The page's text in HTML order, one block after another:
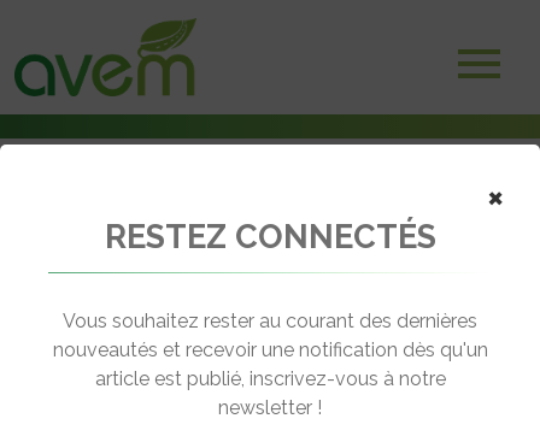
Interview Avem de Stéphane SEMERIA, Président de Ffauve
← Revenir aux vidéos
INTERVIEW AVEM DE STÉPHANE
×
RESTEZ CONNECTÉS
Vous souhaitez rester au courant des dernières
nouveautés et recevoir une notification dès qu'un
article est publié, inscrivez-vous à notre
newsletter !